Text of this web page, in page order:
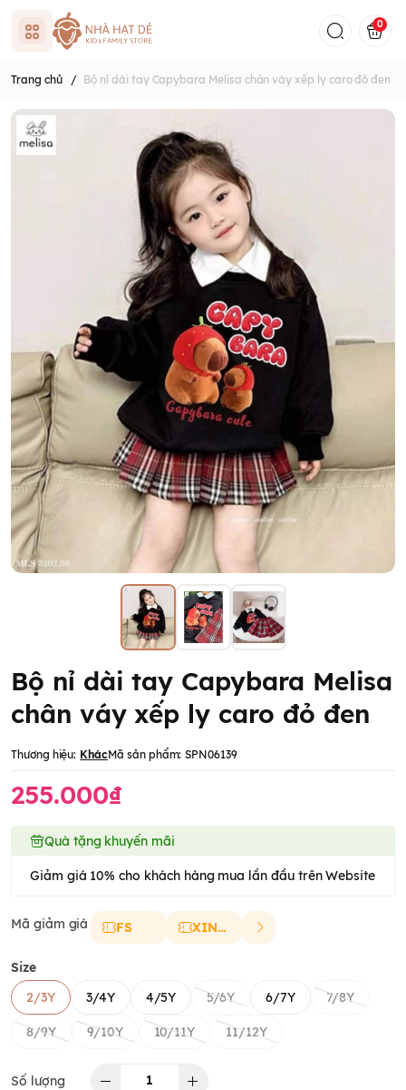
0
Trang chủ / Bộ nỉ dài tay Capybara Melisa chân váy xếp ly caro đỏ đen
Bộ nỉ dài tay Capybara Melisa
chân váy xếp ly caro đỏ đen
Thương hiệu: KhácMã sản phẩm: SPN06139
255.000₫
Quà tặng khuyến mãi
Giảm giá 10% cho khách hàng mua lần đầu trên Website
Mã giảm giá FS XINCHAO
Size
2/3Y
3/4Y 4/5Y 5/6Y 6/7Y 7/8Y
8/9Y 9/10Y 10/11Y 11/12Y
Số lượng